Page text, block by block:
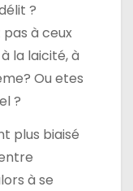
?
pas à ceux
la laicité, à
Ou etes
?
plus biaisé
à se